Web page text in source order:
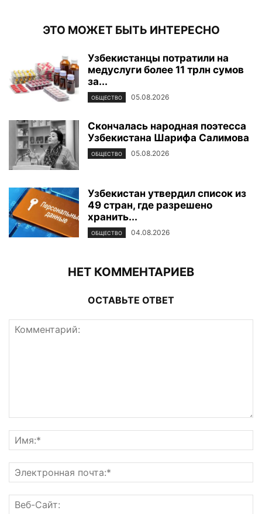
ЭТО МОЖЕТ БЫТЬ ИНТЕРЕСНО
Узбекистанцы потратили на
медуслуги более 11 трлн сумов
за...
ОБЩЕСТВО 05.08.2026
Скончалась народная поэтесса
Узбекистана Шарифа Салимова
ОБЩЕСТВО 05.08.2026
Узбекистан утвердил список из
49 стран, где разрешено
хранить...
ОБЩЕСТВО 04.08.2026
НЕТ КОММЕНТАРИЕВ
ОСТАВЬТЕ ОТВЕТ